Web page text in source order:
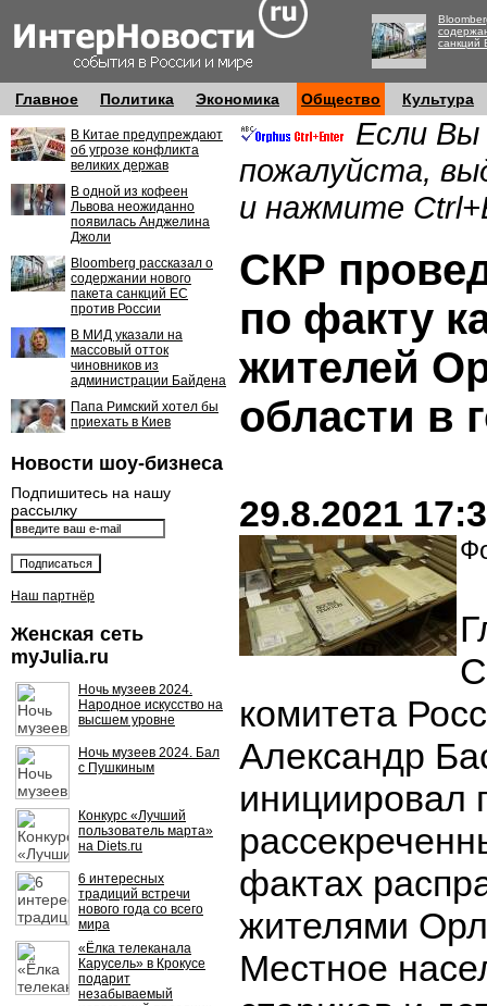
санкций
Главное Политика Экономика Общество Культура
В Китае предупреждают
об угрозе конфликта
великих держав
В одной из кофеен
Львова неожиданно
появилась Анджелина
Джоли
Bloomberg рассказал о
содержании нового
пакета санкций ЕС
против России
В МИД указали на
массовый отток
чиновников из
администрации Байдена
Папа Римский хотел бы
приехать в Киев
Новости шоу-бизнеса
Подпишитесь на нашу
рассылку
Наш партнёр
Женская сеть
myJulia.ru
Ночь музеев 2024.
Народное искусство на
высшем уровне
Ночь музеев 2024. Бал
с Пушкиным
Конкурс «Лучший
пользователь марта»
на Diets.ru
6 интересных
традиций встречи
нового года со всего
мира
«Ёлка телеканала
Карусель» в Крокусе
подарит
незабываемый
Если Вы
пожалуйста,
и нажмите
СКР
по факту
жителей
области в
29.8.2021
комитета
Александр
инициировал
фактах
жителями
Местное